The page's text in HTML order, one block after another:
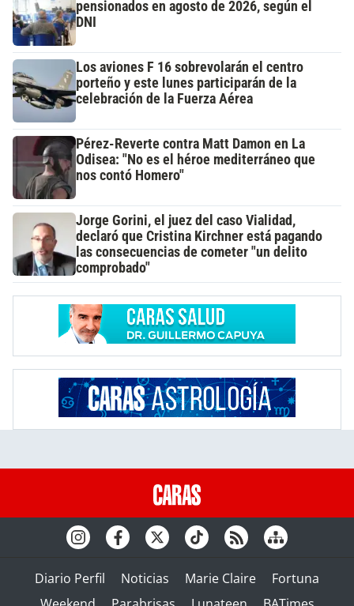
pensionados en agosto de 2026, según el
DNI
Los aviones F 16 sobrevolarán el centro
porteño y este lunes participarán de la
celebración de la Fuerza Aérea
Pérez-Reverte contra Matt Damon en La
Odisea: "No es el héroe mediterráneo que
nos contó Homero"
Jorge Gorini, el juez del caso Vialidad,
declaró que Cristina Kirchner está pagando
las consecuencias de cometer "un delito
comprobado"
Diario Perfil Noticias Marie Claire
Fortuna